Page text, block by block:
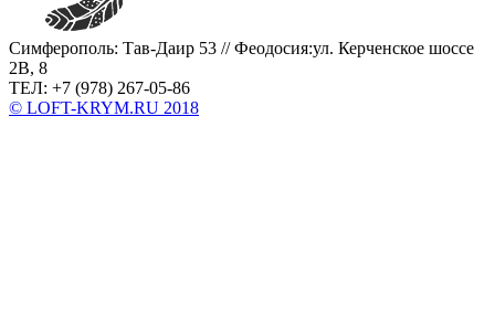
Симферополь: Тав-Даир 53 // Феодосия:ул. Керченское шоссе
2В, 8
ТЕЛ: +7 (978) 267-05-86
© LOFT-KRYM.RU 2018